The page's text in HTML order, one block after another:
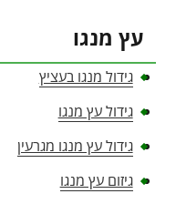
עץ מנגו
גידול מנגו בעציץ
גידול עץ מנגו
גידול עץ מנגו מגרעין
גיזום עץ מנגו